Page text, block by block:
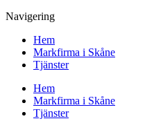
Navigering
Hem
Markfirma i Skåne
Tjänster
Hem
Markfirma i Skåne
Tjänster